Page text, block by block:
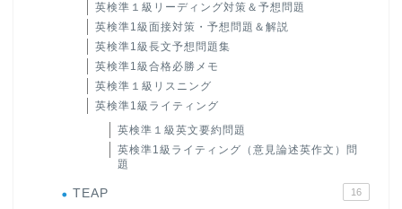
英検準１級リーディング対策＆予想問題
英検準1級面接対策・予想問題＆解説
英検準1級長文予想問題集
英検準1級合格必勝メモ
英検準１級リスニング
英検準1級ライティング
英検準１級英文要約問題
英検準1級ライティング（意見論述英作文）問
題
TEAP 16